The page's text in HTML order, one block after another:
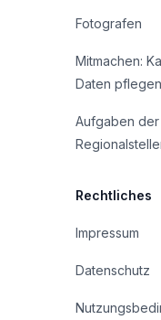
Fotografen
Mitmachen:
Daten pflegen
Aufgaben der
Rechtliches
Impressum
Datenschutz